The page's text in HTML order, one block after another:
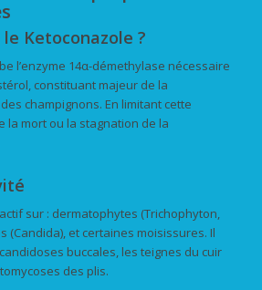
Ketoconazole ?
l’enzyme 14α-démethylase nécessaire
constituant majeur de la
champignons. En limitant cette
la mort ou la stagnation de la
sur : dermatophytes (Trichophyton,
(Candida), et certaines moisissures. Il
buccales, les teignes du cuir
des plis.